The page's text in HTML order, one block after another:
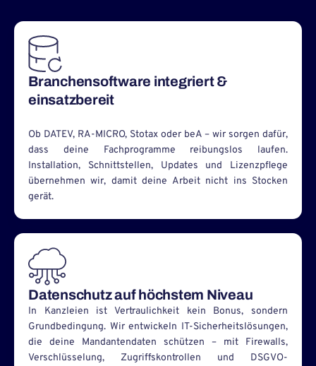
Branchensoftware integriert &
einsatzbereit
Ob DATEV, RA-MICRO, Stotax oder beA – wir sorgen dafür,
dass deine Fachprogramme reibungslos laufen.
Installation, Schnittstellen, Updates und Lizenzpflege
übernehmen wir, damit deine Arbeit nicht ins Stocken
gerät.
Datenschutz auf höchstem Niveau
In Kanzleien ist Vertraulichkeit kein Bonus, sondern
Grundbedingung. Wir entwickeln IT-Sicherheitslösungen,
die deine Mandantendaten schützen – mit Firewalls,
Verschlüsselung, Zugriffskontrollen und DSGVO-